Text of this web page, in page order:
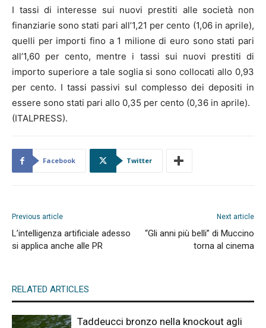
I tassi di interesse sui nuovi prestiti alle società non
finanziarie sono stati pari all’1,21 per cento (1,06 in aprile),
quelli per importi fino a 1 milione di euro sono stati pari
all’1,60 per cento, mentre i tassi sui nuovi prestiti di
importo superiore a tale soglia si sono collocati allo 0,93
per cento. I tassi passivi sul complesso dei depositi in
essere sono stati pari allo 0,35 per cento (0,36 in aprile).
(ITALPRESS).
Facebook Twitter
Previous article
L’intelligenza artificiale adesso
si applica anche alle PR
Next article
“Gli anni più belli” di Muccino
torna al cinema
RELATED ARTICLES
Taddeucci bronzo nella knockout agli